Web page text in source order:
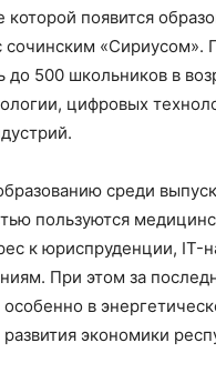
которой появится
сочинским «Сириусом».
500 школьников в
цифровых
среди
пользуются
к юриспруденции, IT-
При этом за
в
экономики